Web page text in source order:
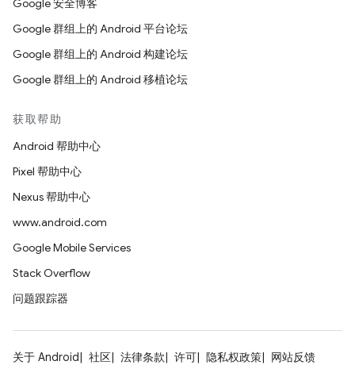
Google 安全博客
Google 群组上的 Android 平台论坛
Google 群组上的 Android 构建论坛
Google 群组上的 Android 移植论坛
获取帮助
Android 帮助中心
Pixel 帮助中心
Nexus 帮助中心
www.android.com
Google Mobile Services
Stack Overflow
问题跟踪器
关于 Android 社区 法律条款 许可 隐私权政策
网站反馈